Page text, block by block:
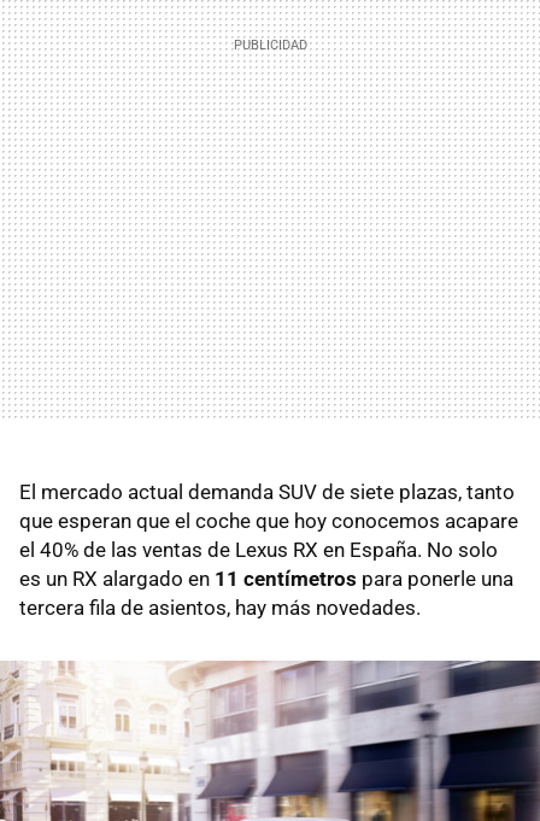
El mercado actual demanda SUV de siete plazas, tanto
que esperan que el coche que hoy conocemos acapare
el 40% de las ventas de Lexus RX en España. No solo
es un RX alargado en 11 centímetros para ponerle una
tercera fila de asientos, hay más novedades.